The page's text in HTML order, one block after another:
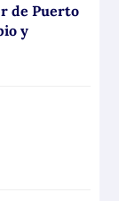
de Puerto
y